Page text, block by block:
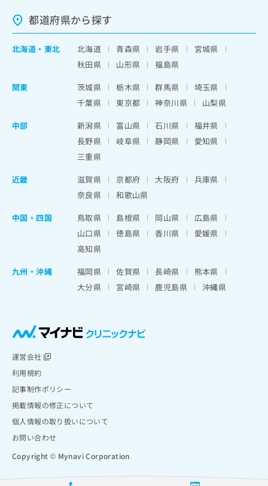
都道府県から探す
北海道 ・ 東北 北海道 青森県 岩手県
宮城県
秋田県
山形県
福島県
関東
茨城県 栃木県 群馬県
埼玉県
千葉県
東京都 神奈川県
山梨県
中部
新潟県 富山県 石川県
福井県
長野県
岐阜県 静岡県
愛知県
三重県
近畿
滋賀県 京都府 大阪府
兵庫県
奈良県
和歌山県
中国・四国
鳥取県 島根県 岡山県
広島県
山口県
徳島県 香川県
愛媛県
高知県
九州・沖縄
福岡県 佐賀県 長崎県
熊本県
大分県
宮崎県 鹿児島県 沖縄県
運営会社
利用規約
記事制作ポリシー
掲載情報の修正について
個人情報の取り扱いについて
お問い合わせ
Copyright © Mynavi Corporation